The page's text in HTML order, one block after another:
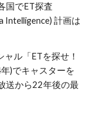
国でET探査
Intelligence) 計画は
ル「ETを探せ！
)でキャスターを
送から22年後の最